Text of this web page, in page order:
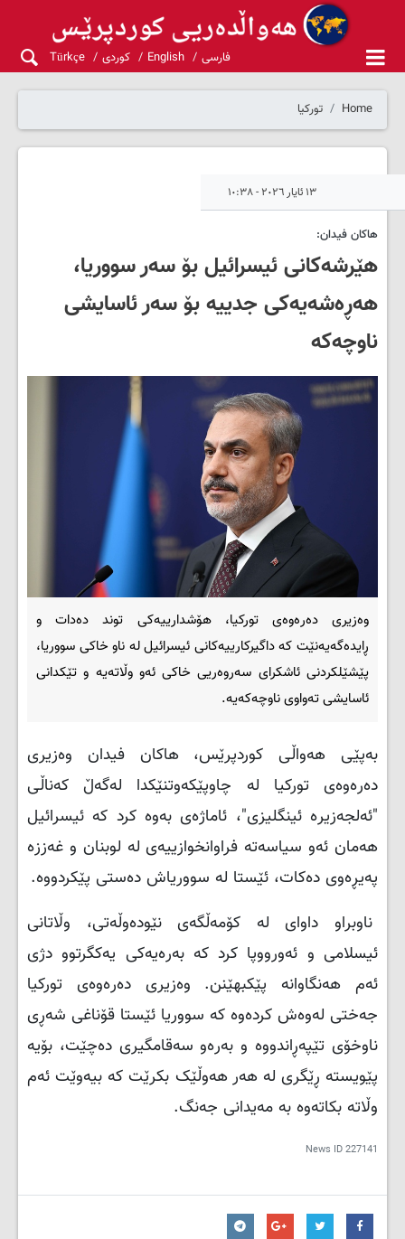
فارسی English کوردی Türkçe
Home تورکیا
١٣ ئایار ٢٠٢٦ - ١٠:٣٨
هاکان فیدان:
هێرشەکانی ئیسرائیل بۆ سەر سووریا،
هەڕەشەیەکی جدییە بۆ سەر ئاسایشی
ناوچەکە
وەزیری دەرەوەی تورکیا، هۆشدارییەکی توند دەدات و
ڕایدەگەیەنێت کە داگیرکارییەکانی ئیسرائیل لە ناو خاکی سووریا،
پێشێلکردنی ئاشکرای سەروەریی خاکی ئەو وڵاتەیە و تێکدانی
ئاسایشی تەواوی ناوچەکەیە.
بەپێی هەواڵی کوردپرێس، هاکان فیدان وەزیری
دەرەوەی تورکیا لە چاوپێکەوتنێکدا لەگەڵ کەناڵی
"ئەلجەزیرە ئینگلیزی"، ئاماژەی بەوە کرد کە ئیسرائیل
هەمان ئەو سیاسەتە فراوانخوازییەی لە لوبنان و غەززە
پەیڕەوی دەکات، ئێستا لە سووریاش دەستی پێکردووە.
ناوبراو داوای لە کۆمەڵگەی نێودەوڵەتی، وڵاتانی
ئیسلامی و ئەورووپا کرد کە بەرەیەکی یەکگرتوو دژی
ئەم هەنگاوانە پێکبهێنن. وەزیری دەرەوەی تورکیا
جەختی لەوەش کردەوە کە سووریا ئێستا قۆناغی شەڕی
ناوخۆی تێپەڕاندووە و بەرەو سەقامگیری دەچێت، بۆیە
پێویستە ڕێگری لە هەر هەوڵێک بکرێت کە بیەوێت ئەم
وڵاتە بکاتەوە بە مەیدانی جەنگ.
News ID227141